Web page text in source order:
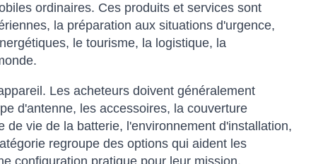
ordinaires. Ces produits et services sont
la préparation aux situations d'urgence,
le tourisme, la logistique, la
Les acheteurs doivent généralement
d'antenne, les accessoires, la couverture
vie de la batterie, l'environnement d'installation,
regroupe des options qui aident les